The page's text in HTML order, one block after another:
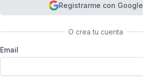
Registrarme con Google
O crea tu cuenta
Email